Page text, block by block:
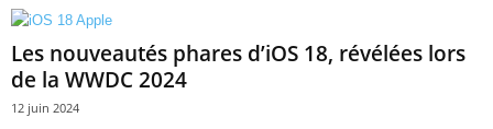
Les nouveautés phares d’iOS 18, révélées lors
de la WWDC 2024
12 juin 2024